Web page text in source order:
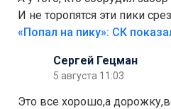
И не торопятся эти пики
Сергей Гецман
5 августа 11:03
Это все хорошо,а